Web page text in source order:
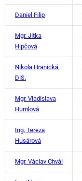
Daniel Filip
Mgr. Jitka
Hipčová
Nikola Hranická,
DiS.
Mgr. Vladislava
Humlová
Ing. Tereza
Husárová
Mgr. Václav Chvál